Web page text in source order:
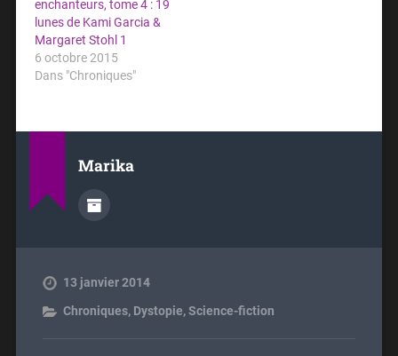
enchanteurs, tome 4 : 19
lunes de Kami Garcia &
Margaret Stohl 1
6 octobre 2015
Dans "Chroniques"
Marika
13 janvier 2014
Chroniques, Dystopie,Science-fiction